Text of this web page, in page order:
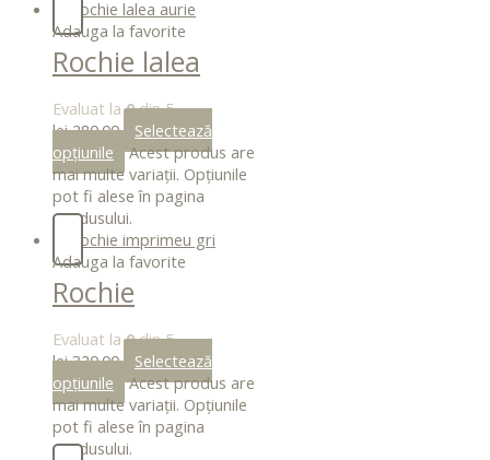
Adauga la favorite
Rochie lalea
aurie
Evaluat la0din 5
lei280.00
Selectează
opțiunile
Acest produs are
mai multe variații. Opțiunile
pot fi alese în pagina
produsului.
Adauga la favorite
Rochie
imprimeu gri
Evaluat la0din 5
lei320.00
Selectează
opțiunile
Acest produs are
mai multe variații. Opțiunile
pot fi alese în pagina
produsului.